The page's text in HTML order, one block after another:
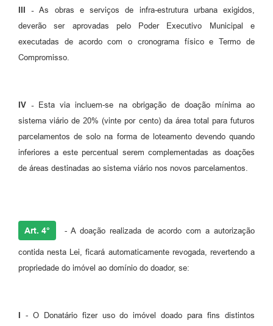
III -As obras e serviços de infra-estrutura urbana exigidos,
deverão ser aprovadas pelo Poder Executivo Municipal e
executadas de acordo com o cronograma físico e Termo de
Compromisso.
IV - Esta via incluem-se na obrigação de doação mínima ao
sistema viário de 20% (vinte por cento) da área total para futuros
parcelamentos de solo na forma de loteamento devendo quando
inferiores a este percentual serem complementadas as doações
de áreas destinadas ao sistema viário nos novos parcelamentos.
Art. 4° - A doação realizada de acordo com a autorização
contida nesta Lei, ficará automaticamente revogada, revertendo a
propriedade do imóvel ao domínio do doador, se:
- O Donatário fizer uso do imóvel doado para fins distintos